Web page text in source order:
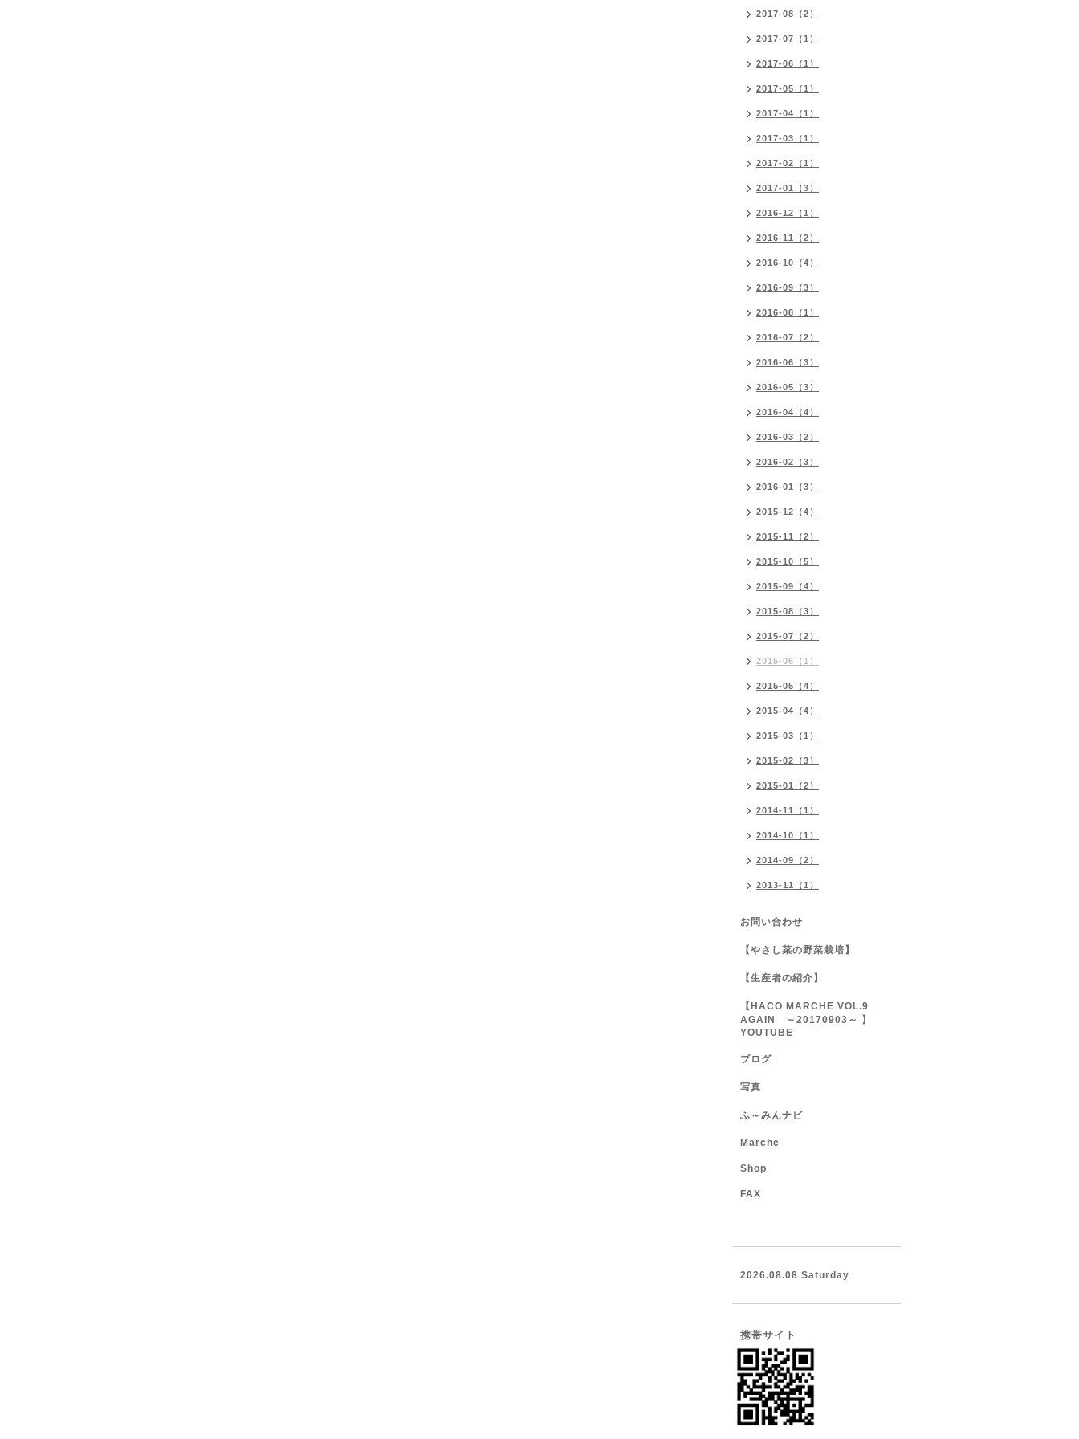
2017-08（2）
2017-07（1）
2017-06（1）
2017-05（1）
2017-04（1）
2017-03（1）
2017-02（1）
2017-01（3）
2016-12（1）
2016-11（2）
2016-10（4）
2016-09（3）
2016-08（1）
2016-07（2）
2016-06（3）
2016-05（3）
2016-04（4）
2016-03（2）
2016-02（3）
2016-01（3）
2015-12（4）
2015-11（2）
2015-10（5）
2015-09（4）
2015-08（3）
2015-07（2）
2015-06（1）
2015-05（4）
2015-04（4）
2015-03（1）
2015-02（3）
2015-01（2）
2014-11（1）
2014-10（1）
2014-09（2）
2013-11（1）
お問い合わせ
【やさし菜の野菜栽培】
【生産者の紹介】
【HACO MARCHE VOL.9
AGAIN ～20170903～ 】
YOUTUBE
ブログ
写真
ふ～みんナビ
Marche
Shop
FAX
2026.08.08 Saturday
携帯サイト